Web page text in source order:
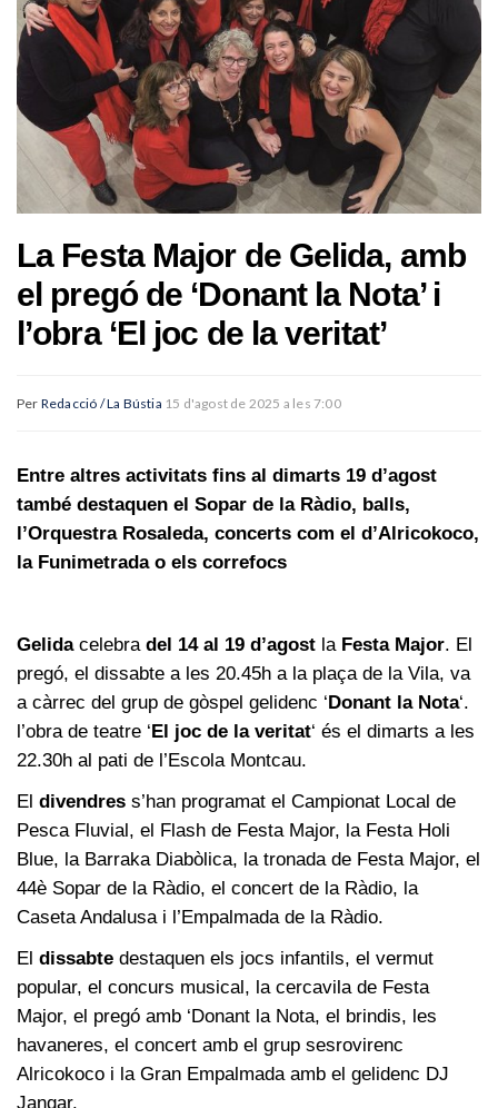
La Festa Major de Gelida, amb
el pregó de ‘Donant la Nota’ i
l’obra ‘El joc de la veritat’
Per Redacció / La Bústia 15 d'agost de 2025 a les 7:00
Entre altres activitats fins al dimarts 19 d’agost
també destaquen el Sopar de la Ràdio, balls,
l’Orquestra Rosaleda, concerts com el d’Alricokoco,
la Funimetrada o els correfocs
Gelidacelebra del 14 al 19 d’agost la Festa Major. El
pregó, el dissabte a les 20.45h a la plaça de la Vila, va
a càrrec del grup de gòspel gelidenc ‘Donant la Nota‘.
l’obra de teatre ‘El joc de la veritat‘ és el dimarts a les
22.30h al pati de l’Escola Montcau.
El divendres s’han programat el Campionat Local de
Pesca Fluvial, el Flash de Festa Major, la Festa Holi
Blue, la Barraka Diabòlica, la tronada de Festa Major, el
44è Sopar de la Ràdio, el concert de la Ràdio, la
Caseta Andalusa i l’Empalmada de la Ràdio.
El dissabte destaquen els jocs infantils, el vermut
popular, el concurs musical, la cercavila de Festa
Major, el pregó amb ‘Donant la Nota, el brindis, les
havaneres, el concert amb el grup sesrovirenc
Alricokoco i la Gran Empalmada amb el gelidenc DJ
Jangar.